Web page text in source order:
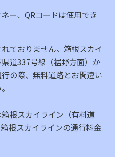
ー、QRコードは使用でき
ておりません。箱根スカイ
道337号線（裾野方面）か
の際、無料道路とお間違い
根スカイライン（有料道
根スカイラインの通行料金